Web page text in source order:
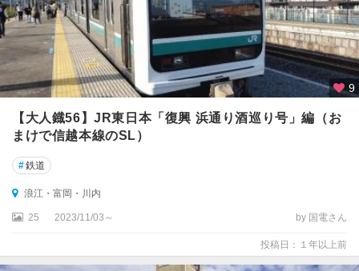
9
【大人鐡56】JR東日本「復興 浜通り酒巡り号」編（お
まけで信越本線のSL）
#鉄道
浪江・富岡・川内
25 2023/11/03～ by 国電さん
投稿日：１年以上前